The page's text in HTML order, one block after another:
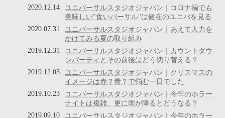
ユニバーサルスタジオジャパン｜コロナ禍でも
美味しい"食いバーサル"は健在のユニバを見る
2020.12.14
ユニバーサルスタジオジャパン｜あえて人力を
かけてみる夏の取り組み
2020.07.31
ユニバーサルスタジオジャパン｜カウントダウ
ンパーティとその前後はどう切り替える？
2019.12.31
ユニバーサルスタジオジャパン｜クリスマスの
イメージは赤？青？で悩む一日でした
2019.12.03
ユニバーサルスタジオジャパン｜今年のホラー
ナイトは複雑、更に雨が降るとどうなる？
2019.10.23
ユニバーサルスタジオジャパン｜今年のホラー
2019.09.10